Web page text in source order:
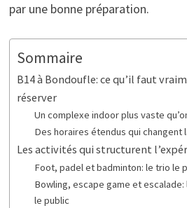
par une bonne préparation.
Sommaire
B14 à Bondoufle: ce qu’il faut
réserver
Un complexe indoor plus vaste
Des horaires étendus qui changent
Les activités qui structurent
Foot, padel et badminton: le trio le
Bowling, escape game et
le public